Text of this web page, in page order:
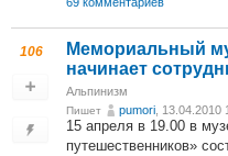
106
Мемориальный
начинает
Альпинизм
Пишет pumori , 13.04.2010
15 апреля в 19.00 в
путешественников»